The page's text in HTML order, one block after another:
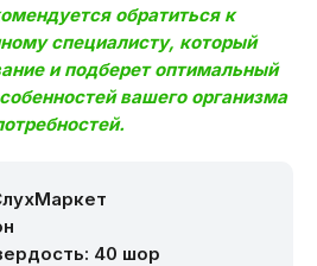
обратиться к
специалисту, который
и подберет оптимальный
вашего организма
40 шор